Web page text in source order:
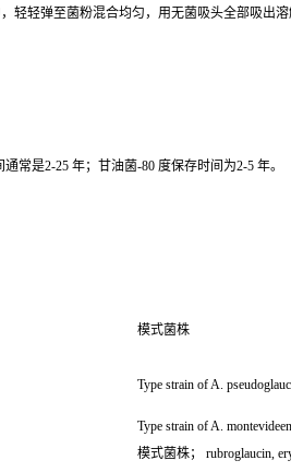
轻弹至菌粉混合均匀，用无菌吸头全部吸出
常是2-25 年；甘油菌-80 度保存时间为2-5 年。
模式菌株
Type strain of A.
Type strain of A.
模式菌株； rubroglaucin,